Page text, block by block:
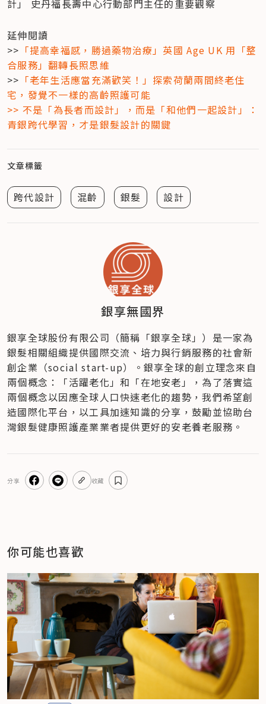
計」 史丹福長壽中心行動部門主任的重要觀察
延伸閱讀
>> 「提高幸福感，勝過藥物治療」英國 Age UK 用「整
合服務」翻轉長照思維
>> 「老年生活應當充滿歡笑！」探索荷蘭兩間終老住
宅，發覺不一樣的高齡照護可能
>> 不是「為長者而設計」，而是「和他們一起設計」：
青銀跨代學習，才是銀髮設計的關鍵
文章標籤
跨代設計 混齡 銀髮 設計
銀享無國界
銀享全球股份有限公司（簡稱「銀享全球」）是一家為
銀髮相關組織提供國際交流、培力與行銷服務的社會新
創企業（social start-up）。銀享全球的創立理念來自
兩個概念：「活躍老化」和「在地安老」，為了落實這
兩個概念以因應全球人口快速老化的趨勢，我們希望創
造國際化平台，以工具加速知識的分享，鼓勵並協助台
灣銀髮健康照護產業業者提供更好的安老養老服務。
分享 收藏
你可能也喜歡